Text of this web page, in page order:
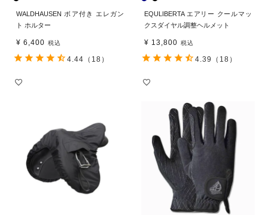
WALDHAUSEN ボア付き エレガン
ト ホルター
¥ 6,400 税込
4.44 （18）
EQULIBERTA エアリー クールマッ
クスダイヤル調整ヘルメット
¥ 13,800 税込
4.39 （18）